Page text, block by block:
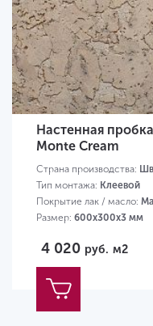
Настенная
Monte Cream
Страна производства:
Тип монтажа: Клеевой
Покрытие лак / масло:
Размер: 600х300х3 мм
4 020 руб. м2